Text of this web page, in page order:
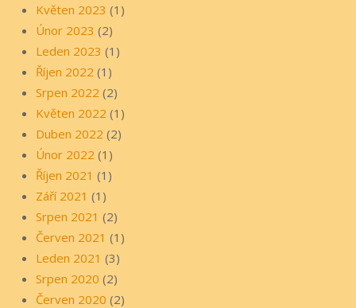
Květen 2023 (1)
Únor 2023 (2)
Leden 2023 (1)
Říjen 2022 (1)
Srpen 2022 (2)
Květen 2022 (1)
Duben 2022 (2)
Únor 2022 (1)
Říjen 2021 (1)
Září 2021 (1)
Srpen 2021 (2)
Červen 2021 (1)
Leden 2021 (3)
Srpen 2020 (2)
Červen 2020 (2)